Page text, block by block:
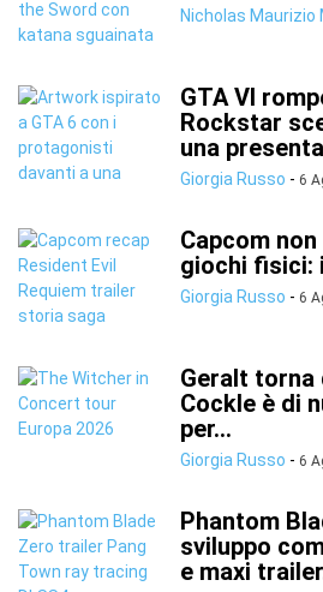
Nicholas Maurizio
GTA VI
Rockstar
una
Giorgia Russo - 6
Capcom
giochi fisici:
Giorgia Russo - 6
Geralt torna
Cockle è di
per...
Giorgia Russo - 6
Phantom
sviluppo
e maxi